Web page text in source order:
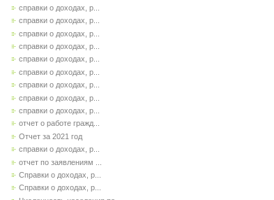
справки о доходах, р...
справки о доходах, р...
справки о доходах, р...
справки о доходах, р...
справки о доходах, р...
справки о доходах, р...
справки о доходах, р...
справки о доходах, р...
справки о доходах, р...
отчет о работе гражд...
Отчет за 2021 год
справки о доходах, р...
отчет по заявлениям ...
Справки о доходах, р...
Справки о доходах, р...